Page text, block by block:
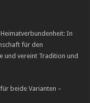
In
für den
und vereint Tradition und
beide Varianten –